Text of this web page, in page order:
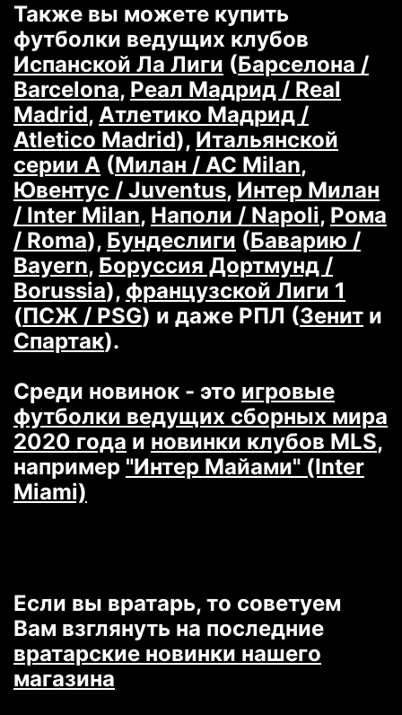
Также вы можете купить
футболки ведущих клубов
Испанской Ла Лиги (Барселона /
Barcelona, Реал Мадрид / Real
Madrid, Атлетико Мадрид /
Atletico Madrid), Итальянской
серии А (Милан / AC Milan,
Ювентус / Juventus, Интер Милан
/ Inter Milan, Наполи / Napoli, Рома
/ Roma), Бундеслиги (Баварию /
Bayern, Боруссия Дортмунд /
Borussia), французской Лиги 1
(ПСЖ / PSG) и даже РПЛ (Зенит и
Спартак).
Среди новинок - это игровые
футболки ведущих сборных мира
2020 года и новинки клубов MLS,
например "Интер Майами" (Inter
Miami)
Если вы вратарь, то советуем
Вам взглянуть на последние
вратарские новинки нашего
магазина